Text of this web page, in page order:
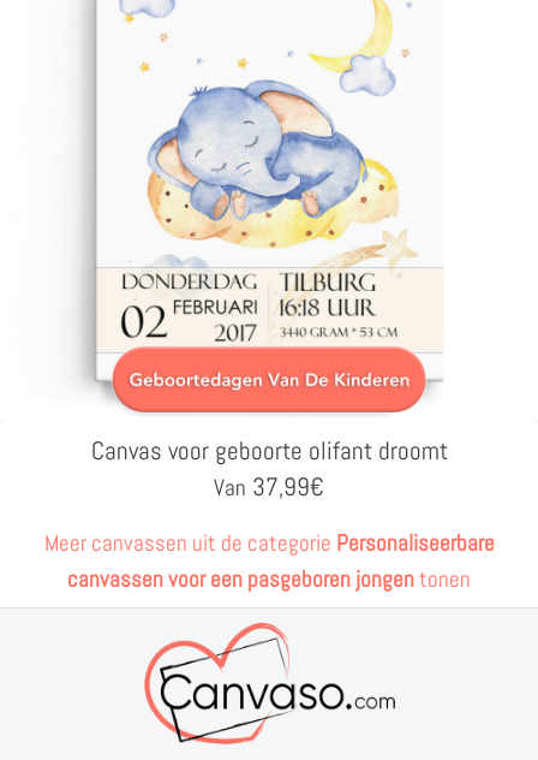
Canvas voor geboorte olifant droomt
Van 37,99€
Meer canvassen uit de categorie Personaliseerbare
canvassen voor een pasgeboren jongentonen